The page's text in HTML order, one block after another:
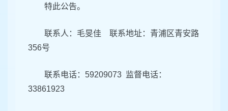
特此公告。
联系人：毛旻佳 联系地址：青浦区青安路
356号
联系电话：59209073 监督电话：
33861923